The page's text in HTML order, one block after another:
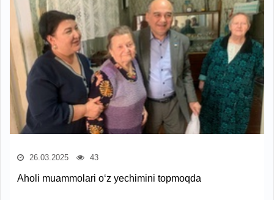
26.03.2025 43
Aholi muammolari o‘z yechimini topmoqda